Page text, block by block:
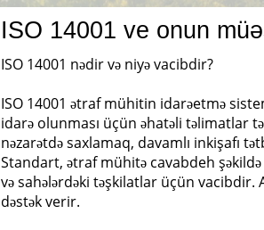
ISO 14001 ve onun
ISO 14001 nədir və niyə vacibdir?
ISO 14001 ətraf mühitin idarəetmə
idarə olunması üçün əhatəli təlimatlar
nəzarətdə saxlamaq, davamlı inkişafı
Standart, ətraf mühitə cavabdeh
və sahələrdəki təşkilatlar üçün vacibdir.
dəstək verir.